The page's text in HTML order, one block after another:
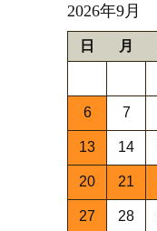
2026年9月
日 月
6 7
13 14
20 21
27 28